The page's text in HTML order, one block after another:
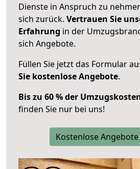
Dienste in Anspruch zu
sich zurück. Vertrauen Sie
Erfahrung in der
sich Angebote.
Füllen Sie jetzt das Formular
Sie kostenlose Angebote.
Bis zu 60 % der
finden Sie nur bei uns!
Kostenlose